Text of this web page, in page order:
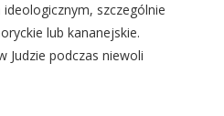
szczególnie
lub kananejskie.
Judzie podczas niewoli